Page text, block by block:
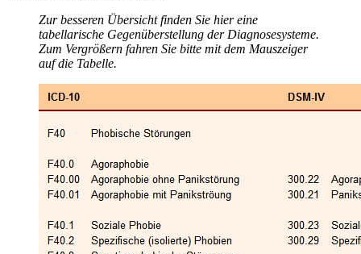
Zur besseren Übersicht finden Sie hier eine
tabellarische Gegenüberstellung der Diagnosesysteme.
Zum Vergrößern fahren Sie bitte mit dem Mauszeiger
auf die Tabelle.